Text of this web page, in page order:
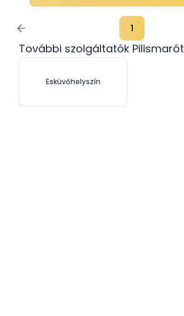
1
További szolgáltatók Pilismarót
Esküvőhelyszín